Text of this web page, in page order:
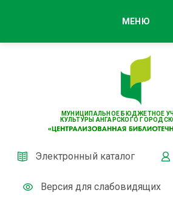
МУНИЦИПАЛЬНОЕ БЮДЖЕТНОЕ
КУЛЬТУРЫ АНГАРСКОГО
Электронный каталог
Версия для слабовидящих
МЕНЮ